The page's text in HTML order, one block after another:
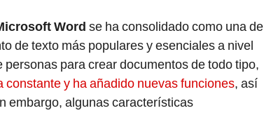
Word se ha consolidado como una de
de texto más populares y esenciales a nivel
para crear documentos de todo tipo,
y ha añadido nuevas funciones, así
embargo, algunas características